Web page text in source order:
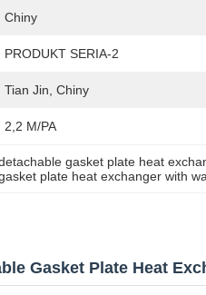
Chiny
PRODUKT SERIA-2
Tian Jin, Chiny
2,2 M/PA
gasket plate heat
plate heat exchanger with
Gasket Plate Heat